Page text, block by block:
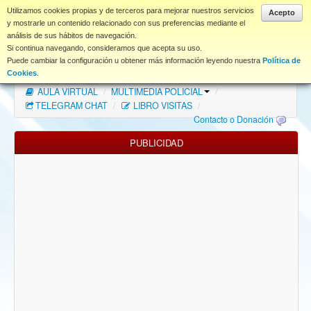
Acepto
Utilizamos cookies propias y de terceros para mejorar nuestros servicios
y mostrarle un contenido relacionado con sus preferencias mediante el
análisis de sus hábitos de navegación.
Si continua navegando, consideramos que acepta su uso.
Puede cambiar la configuración u obtener más información leyendo nuestra Política de
Cookies
www.coet.es
Portal
Índice Foros
FAQ
NORMAS FORO
Descargas
AULA VIRTUAL / MULTIMEDIA POLICIAL
/
TELEGRAM CHAT / LIBRO VISITAS /
Contacto o Donación
PUBLICIDAD